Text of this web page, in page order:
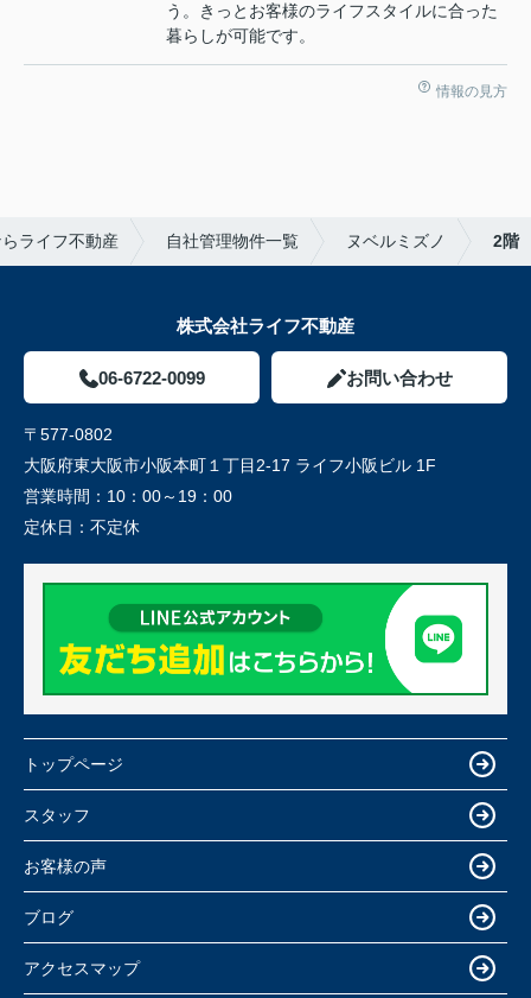
う。きっとお客様のライフスタイルに合った
暮らしが可能です。
情報の見方
ライフ不動産 自社管理物件一覧 ヌベルミズノ 2階
株式会社ライフ不動産
06-6722-0099 お問い合わせ
〒577-0802
大阪府東大阪市小阪本町１丁目2-17 ライフ小阪ビル 1F
営業時間： 10：00～19：00
定休日： 不定休
トップページ
スタッフ
お客様の声
ブログ
アクセスマップ